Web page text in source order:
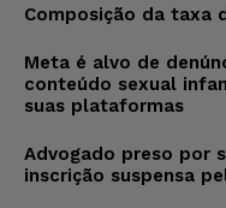
Composição da taxa
Meta é alvo de
conteúdo sexual
suas plataformas
Advogado preso por
inscrição suspensa